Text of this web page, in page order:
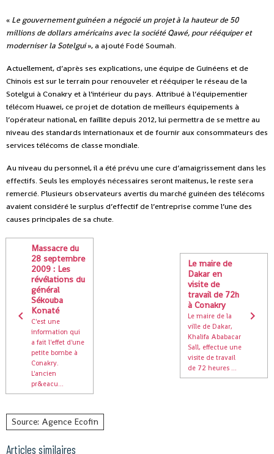
« Le gouvernement guinéen a négocié un projet à la hauteur de 50
millions de dollars américains avec la société Qawé, pour rééquiper et
moderniser la Sotelgui», a ajouté Fodé Soumah.
Actuellement, d’après ses explications, une équipe de Guinéens et de
Chinois est sur le terrain pour renouveler et rééquiper le réseau de la
Sotelgui à Conakry et à l’intérieur du pays. Attribué à l’équipementier
télécom Huawei, ce projet de dotation de meilleurs équipements à
l’opérateur national, en faillite depuis 2012, lui permettra de se mettre au
niveau des standards internationaux et de fournir aux consommateurs des
services télécoms de classe mondiale.
Au niveau du personnel, il a été prévu une cure d’amaigrissement dans les
effectifs. Seuls les employés nécessaires seront maitenus, le reste sera
remercié. Plusieurs observateurs avertis du marché guinéen des télécoms
avaient considéré le surplus d’effectif de l’entreprise comme l’une des
causes principales de sa chute.
Massacre du
28 septembre
2009 : Les
révélations du
général
Sékouba
Konaté
C'est une
information qui
a fait l'effet d'une
petite bombe à
Conakry.
L'ancien
pr&eacu...
Le maire de
Dakar en
visite de
travail de 72h
à Conakry
Le maire de la
ville de Dakar,
Khalifa Ababacar
Sall, effectue une
visite de travail
de 72 heures ...
Source: Agence Ecofin
Articles similaires